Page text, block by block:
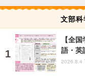
文部科
【全
語・英
2026.8.4